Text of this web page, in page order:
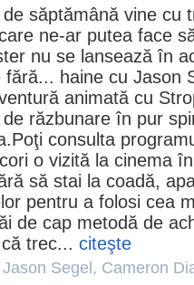
săptămână vine cu
ne-ar putea face
nu se lansează în
fără... haine cu Jason
animată cu
răzbunare în pur
consulta
o vizită la cinema
să stai la coadă,
pentru a folosi cea
de cap metodă de
trec... citeşte
Jason Segel , Cameron